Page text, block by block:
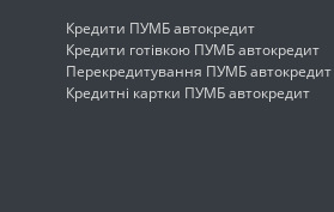
Кредити ПУМБ автокредит
Кредити готівкою ПУМБ автокредит
Перекредитування ПУМБ автокредит
Кредитні картки ПУМБ автокредит